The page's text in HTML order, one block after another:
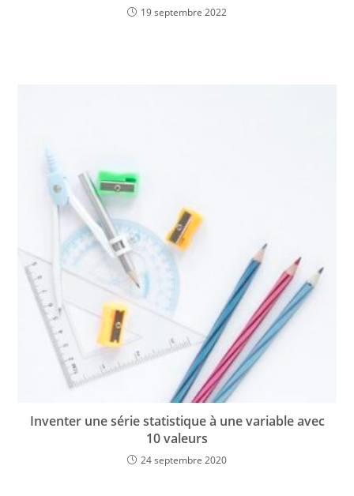
19 septembre 2022
Inventer une série statistique à une variable avec
10 valeurs
24 septembre 2020